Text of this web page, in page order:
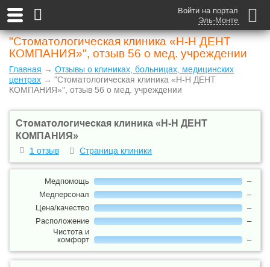
Войти на портал
Эль-Монте
"Стоматологическая клиника «Н-Н ДЕНТ
КОМПАНИЯ»", отзыв 56 о мед. учреждении
Главная → Отзывы о клиниках, больницах, медицинских
центрах → "Стоматологическая клиника «Н-Н ДЕНТ
КОМПАНИЯ»", отзыв 56 о мед. учреждении
Стоматологическая клиника «Н-Н ДЕНТ
КОМПАНИЯ»
1 отзыв Страница клиники
Медпомощь
–
Медперсонал
–
Цена/качество
–
Расположение
–
Чистота и
комфорт
–